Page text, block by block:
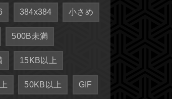
384x384 小さめ
500B未満
15KB以上
50KB以上 GIF